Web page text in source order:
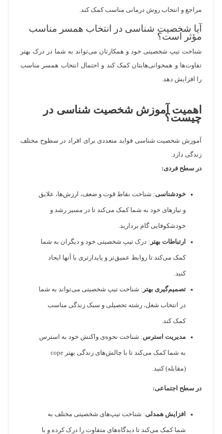
مراجع و انتخاب روش درمانی مناسب کمک کند.
آیا شخصیت شناسی در انتخاب همسر مناسب
مؤثر است؟
شناخت تیپ شخصیتی خود و همکارتان می‌تواند به شما در درک بهتر
تفاوت‌ها و همخوانی‌هایتان کمک کند و احتمال انتخاب همسر مناسب
را افزایش دهد.
اهمیت آموزش شخصیت شناسی در
چیست؟
آموزش شخصیت شناسی فواید متعددی برای افراد در سطوح مختلف
زندگی دارد.
در سطح فردی:
خودشناسی: شناخت نقاط قوت و ضعف، ارزش‌ها، علایق
و نیازهای خود به شما کمک می‌کند تا در مسیر رشد و
خودشکوفایی گام بردارید.
ارتباطات بهتر : درک تیپ شخصیتی خود و دیگران به شما
کمک می‌کند تا روابط عمیق‌تر و پایدارتری با آنها ایجاد
کنید.
تصمیم‌گیری بهتر : شناخت تیپ شخصیتی می‌تواند به شما
در انتخاب شغل، رشته تحصیلی و سبک زندگی مناسب
کمک کند.
مدیریت استرس: شناخت نحوه‌ی واکنش خود به استرس
به شما کمک می‌کند تا با چالش‌های زندگی بهتر cope
(مقابله) کنید.
در سطح اجتماعی:
افزایش همدلی: شناخت تیپ‌های شخصیتی مختلف به
شما کمک می‌کند تا دیدگاه‌های متفاوت را درک کرده و با